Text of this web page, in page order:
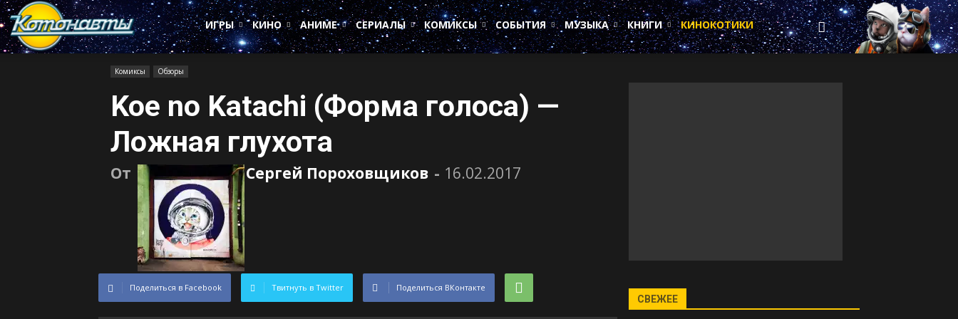
Котонавты
ИГРЫ
КИНО АНИМЕ СЕРИАЛЫ КОМИКСЫ СОБЫТИЯ МУЗЫКА КНИГИ КИНОКОТИКИ
Комиксы Обзоры
Koe no Katachi (Форма голоса) —
Ложная глухота
От Сергей Пороховщиков - 16.02.2017
Поделиться в Facebook Твитнуть в Twitter Поделиться ВКонтакте
СВЕЖЕЕ